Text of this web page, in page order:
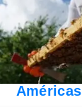
Américas